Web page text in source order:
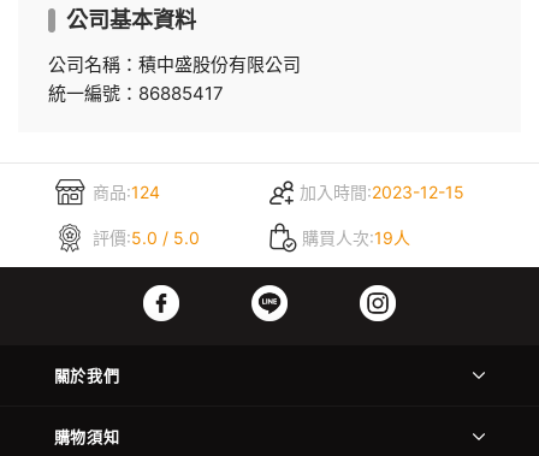
公司基本資料
公司名稱：積中盛股份有限公司
統一編號：86885417
商品:124 加入時間:2023-12-15
評價:5.0 / 5.0 購買人次:19人
關於我們
購物須知